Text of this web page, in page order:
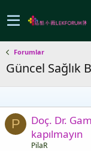
Forumlar
Güncel Sağlık
P
Doç. Dr.
kapılmayın
PilaR